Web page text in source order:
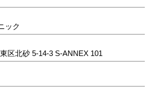
ック
区北砂 5-14-3 S-ANNEX 101